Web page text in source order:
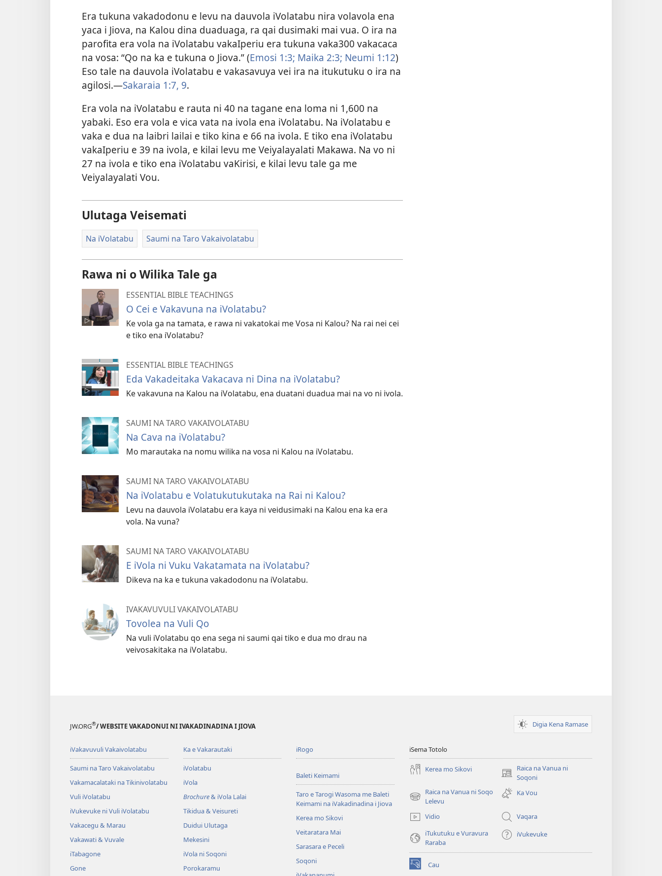
Era tukuna vakadodonu e levu na dauvola iVolatabu nira volavola ena
yaca i Jiova, na Kalou dina duaduaga, ra qai dusimaki mai vua. O ira na
parofita era vola na iVolatabu vakaIperiu era tukuna vaka300 vakacaca
na vosa: “Qo na ka e tukuna o Jiova.” (Emosi 1:3; Maika 2:3; Neumi 1:12)
Eso tale na dauvola iVolatabu e vakasavuya vei ira na itukutuku o ira na
agilosi.—Sakaraia 1:7, 9.
Era vola na iVolatabu e rauta ni 40 na tagane ena loma ni 1,600 na
yabaki. Eso era vola e vica vata na ivola ena iVolatabu. Na iVolatabu e
vaka e dua na laibri lailai e tiko kina e 66 na ivola. E tiko ena iVolatabu
vakaIperiu e 39 na ivola, e kilai levu me Veiyalayalati Makawa. Na vo ni
27 na ivola e tiko ena iVolatabu vaKirisi, e kilai levu tale ga me
Veiyalayalati Vou.
Ulutaga Veisemati
Na iVolatabu Saumi na Taro Vakaivolatabu
Rawa ni o Wilika Tale ga
ESSENTIAL BIBLE TEACHINGS
O Cei e Vakavuna na iVolatabu?
Ke vola ga na tamata, e rawa ni vakatokai me Vosa ni Kalou? Na rai nei cei
e tiko ena iVolatabu?
ESSENTIAL BIBLE TEACHINGS
Eda Vakadeitaka Vakacava ni Dina na iVolatabu?
Ke vakavuna na Kalou na iVolatabu, ena duatani duadua mai na vo ni ivola.
SAUMI NA TARO VAKAIVOLATABU
Na Cava na iVolatabu?
Mo marautaka na nomu wilika na vosa ni Kalou na iVolatabu.
SAUMI NA TARO VAKAIVOLATABU
Na iVolatabu e Volatukutukutaka na Rai ni Kalou?
Levu na dauvola iVolatabu era kaya ni veidusimaki na Kalou ena ka era
vola. Na vuna?
SAUMI NA TARO VAKAIVOLATABU
E iVola ni Vuku Vakatamata na iVolatabu?
Dikeva na ka e tukuna vakadodonu na iVolatabu.
IVAKAVUVULI VAKAIVOLATABU
Tovolea na Vuli Qo
Na vuli iVolatabu qo ena sega ni saumi qai tiko e dua mo drau na
veivosakitaka na iVolatabu.
JW.ORG®/ WEBSITE VAKADONUI NI IVAKADINADINA I JIOVA Digia Kena Ramase
iVakavuvuli Vakaivolatabu
Saumi na Taro Vakaivolatabu
Vakamacalataki na Tikinivolatabu
Vuli iVolatabu
iVukevuke ni Vuli iVolatabu
Vakacegu & Marau
Vakawati & Vuvale
iTabagone
Gone
Ka e Vakarautaki
iVolatabu
iVola
Brochure& iVola Lalai
Tikidua & Veisureti
Duidui Ulutaga
Mekesini
iVola ni Soqoni
Porokaramu
iRogo
Baleti Keimami
Taro e Tarogi Wasoma me Baleti
Keimami na iVakadinadina i Jiova
Kerea mo Sikovi
Veitaratara Mai
Sarasara e Peceli
Soqoni
iSema Totolo
Kerea mo Sikovi
Raica na Vanua ni
Soqoni
(opens
new
window)
Raica na Vanua ni Soqo
Lelevu
(opens
window)
Ka Vou
Vidio
Vaqara
iTukutuku e Vuravura
Raraba
iVukevuke
Cau
(opens